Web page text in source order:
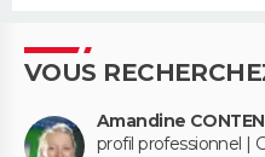
VOUS
Amandine
profil professionnel |